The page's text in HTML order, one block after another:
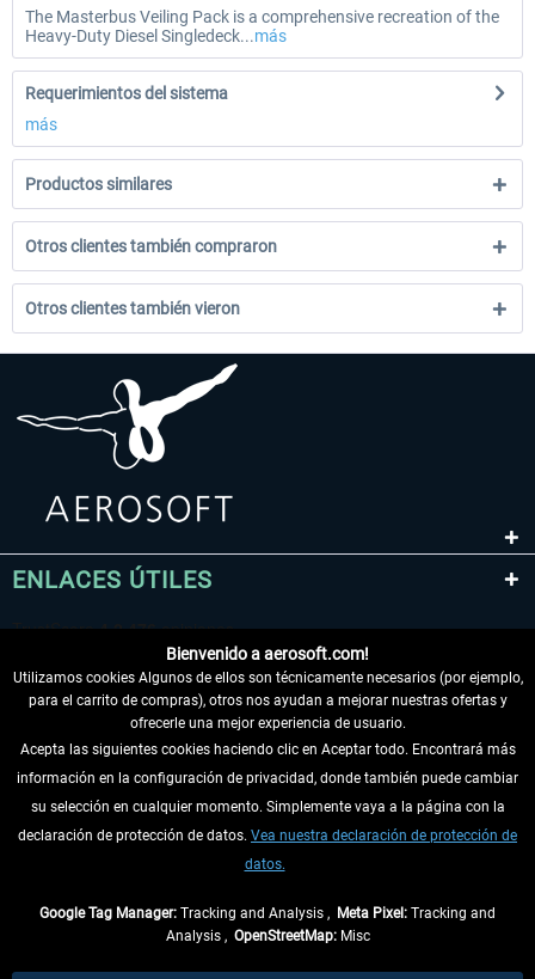
The Masterbus Veiling Pack is a comprehensive recreation of the
Heavy-Duty Diesel Singledeck...más
Requerimientos del sistema
más
Productos similares
Otros clientes también compraron
Otros clientes también vieron
ENLACES ÚTILES
DESISTIR DEL CONTRATO
INFORMACIÓN
Bienvenido a aerosoft.com!
Utilizamos cookies Algunos de ellos son técnicamente necesarios (por ejemplo,
para el carrito de compras), otros nos ayudan a mejorar nuestras ofertas y
ofrecerle una mejor experiencia de usuario.
Acepta las siguientes cookies haciendo clic en Aceptar todo. Encontrará más
información en la configuración de privacidad, donde también puede cambiar
su selección en cualquier momento. Simplemente vaya a la página con la
declaración de protección de datos. Vea nuestra declaración de protección de
datos.
Google Tag Manager: Tracking and Analysis , Meta Pixel: Tracking and
Analysis , OpenStreetMap:Misc